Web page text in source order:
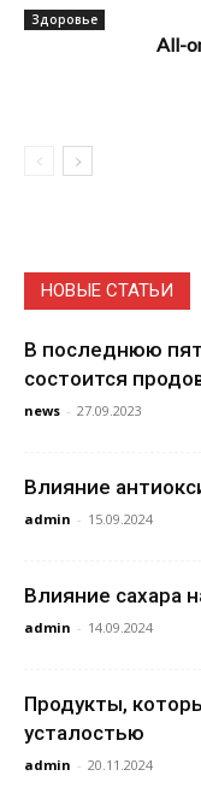
Здоровье
All-
НОВЫЕ СТАТЬИ
В последнюю
состоится
news - 27.09.2023
Влияние
admin - 15.09.2024
Влияние сахара
admin - 14.09.2024
Продукты,
усталостью
admin - 20.11.2024